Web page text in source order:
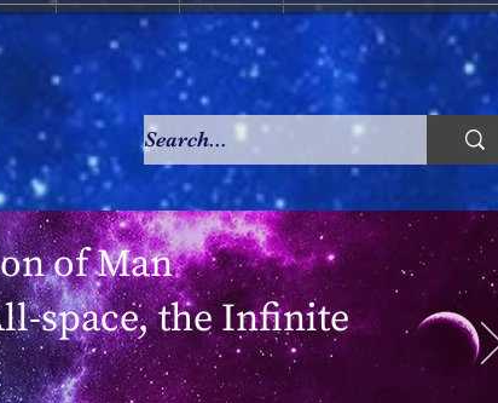
of Man
space, the Infinite